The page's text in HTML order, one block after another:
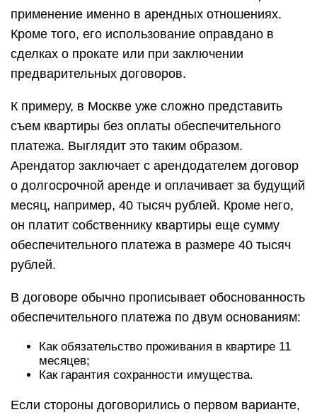
применение именно в арендных отношениях.
Кроме того, его использование оправдано в
сделках о прокате или при заключении
предварительных договоров.
К примеру, в Москве уже сложно представить
съем квартиры без оплаты обеспечительного
платежа. Выглядит это таким образом.
Арендатор заключает с арендодателем договор
о долгосрочной аренде и оплачивает за будущий
месяц, например, 40 тысяч рублей. Кроме него,
он платит собственнику квартиры еще сумму
обеспечительного платежа в размере 40 тысяч
рублей.
В договоре обычно прописывает обоснованность
обеспечительного платежа по двум основаниям:
Как обязательство проживания в квартире 11
месяцев;
Как гарантия сохранности имущества.
Если стороны договорились о первом варианте,